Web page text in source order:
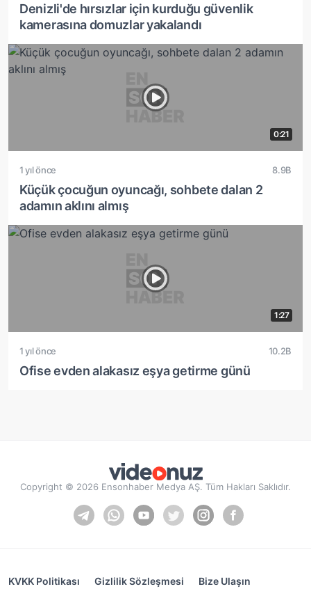
Denizli'de hırsızlar için kurduğu güvenlik
kamerasına domuzlar yakalandı
0:21
1 yıl önce 8.9B
Küçük çocuğun oyuncağı, sohbete dalan 2
adamın aklını almış
1:27
1 yıl önce 10.2B
Ofise evden alakasız eşya getirme günü
Copyright © 2026 Ensonhaber Medya AŞ. Tüm Hakları Saklıdır.
KVKK Politikası Gizlilik Sözleşmesi Bize Ulaşın